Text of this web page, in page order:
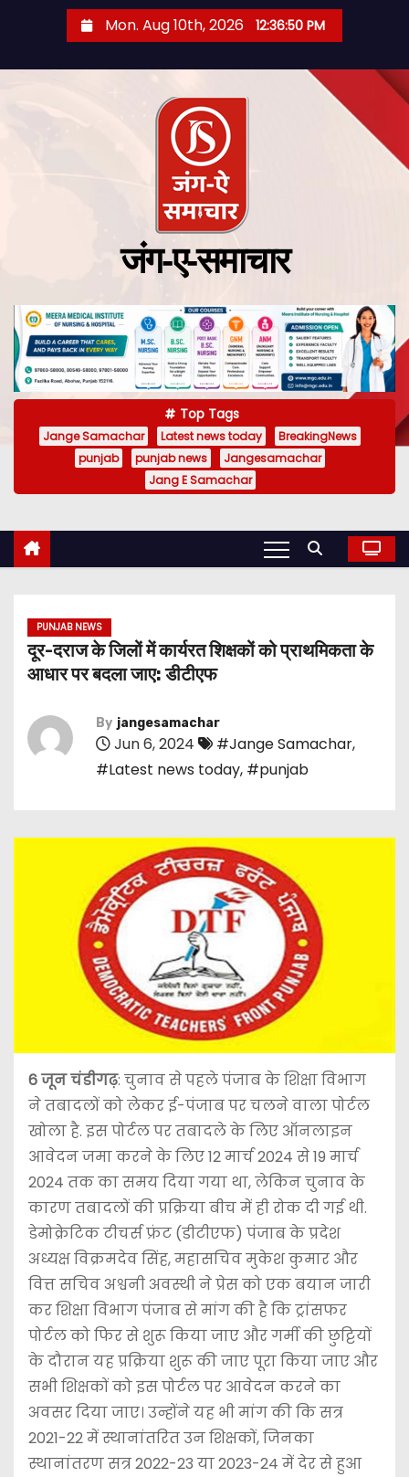
Mon. Aug 10th, 2026 12:36:51 PM
जंग-ए-समाचार
Top Tags
Jange Samachar Latest news today
BreakingNews
punjab
punjab news
Jangesamachar
Jang E Samachar
PUNJAB NEWS
दूर-दराज के जिलों में कार्यरत शिक्षकों को प्राथमिकता के
आधार पर बदला जाए: डीटीएफ
By jangesamachar
Jun 6, 2024 #Jange Samachar,
#Latest news today, #punjab
6 जून चंडीगढ़: चुनाव से पहले पंजाब के शिक्षा विभाग
ने तबादलों को लेकर ई-पंजाब पर चलने वाला पोर्टल
खोला है. इस पोर्टल पर तबादले के लिए ऑनलाइन
आवेदन जमा करने के लिए 12 मार्च 2024 से 19 मार्च
2024 तक का समय दिया गया था, लेकिन चुनाव के
कारण तबादलों की प्रक्रिया बीच में ही रोक दी गई थी.
डेमोक्रेटिक टीचर्स फ्रंट (डीटीएफ) पंजाब के प्रदेश
अध्यक्ष विक्रमदेव सिंह, महासचिव मुकेश कुमार और
वित्त सचिव अश्वनी अवस्थी ने प्रेस को एक बयान जारी
कर शिक्षा विभाग पंजाब से मांग की है कि ट्रांसफर
पोर्टल को फिर से शुरू किया जाए और गर्मी की छुट्टियों
के दौरान यह प्रक्रिया शुरू की जाए पूरा किया जाए और
सभी शिक्षकों को इस पोर्टल पर आवेदन करने का
अवसर दिया जाए। उन्होंने यह भी मांग की कि सत्र
2021-22 में स्थानांतरित उन शिक्षकों, जिनका
स्थानांतरण सत्र 2022-23 या 2023-24 में देर से हुआ